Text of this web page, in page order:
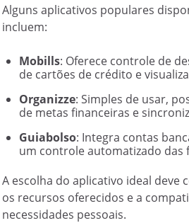
Alguns aplicativos populares
incluem:
Mobills: Oferece controle de
de cartões de crédito e
Organizze: Simples de usar,
de metas financeiras e
Guiabolso: Integra contas
um controle automatizado das
A escolha do aplicativo ideal deve
os recursos oferecidos e a
necessidades pessoais.